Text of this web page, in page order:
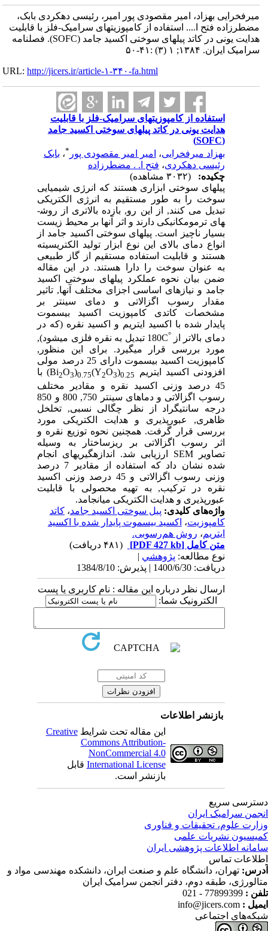
میرفخرایی بهزاد، امیر مقصودی پور امیر، رئیسی دهکردی بابک،
مضطرزاده فتح ا.... استفاده از کامپوزیتهای سرامیک-فلز با قابلیت
هدایت یونی در کاتد پیلهای سوختی اکسید جامد (SOFC). فصلنامه
سرامیک ایران. ۱۳۸۴; ۱ (۳) :۴۱-۵۰
URL:http://jicers.ir/article-۱-۳۴۰-fa.html
استفاده از کامپوزیتهای سرامیک-فلز با قابلیت
هدایت یونی در کاتد پیلهای سوختی اکسید جامد
بهزاد میرفخرایی،امیر امیر مقصودی پور ،بابک
رئیسی دهکردی،فتح ا. . مضطرزاده
چکیده:
پیلهای سوختی ابزاری هستند که انرژی شیمیایی
سوخت را به طور مستقیم به انرژی الکتریکی
تبدیل می کنند, از این رو, بازده بالاتری از روش­
های ترمومکانیکی دارند و اثر آنها بر محیط زیست
بسیار ناچیز است. پیلهای سوختی اکسید جامد از
انواع دمای بالای این نوع ابزار تولید الکتریسیته
هستند و قابلیت استفاده مستقیم از گاز طبیعی
به عنوان سوخت را دارا هستند. در این مقاله
ضمن بیان نحوه عملکرد پیلهای سوختی اکسید
جامد و نیازهای اساسی اجزای مختلف آنها, تاثیر
مقدار رسوب اگزالاتی و دمای سینتر بر
مشخصات کاتدی کامپوزیت اکسید بیسموت
پایدار شده با اکسید ایتریم و اکسید نقره (که در
دمای بالاتر از°
C
180 تبدیل به نقره فلزی می­شود),
مورد بررسی قرار می­گیرد. برای این منظور,
کامپوزیت اکسید بیسموت دارای 25 درصد مولی
افزودنی اکسید ایتریم
(Bi2O3)0.75(Y2O3)0.25
با
45 درصد وزنی اکسید نقره و مقادیر مختلف
رسوب اگزالاتی و دماهای سینتر 750, 800 و 850
درجه سانتیگراد از نظر چگالی نسبی, تخلخل
ظاهری, عبورپذیری و هدایت الکتریکی مورد
بررسی قرار گرفت. همچنین نحوه توزیع نقره و
اثر رسوب اگزالاتی بر ریزساختار به ­وسیله
تصاویر
SEMارزیابی شد. اندازه­گیری­های انجام
شده نشان داد که استفاده از مقادیر 7 درصد
وزنی رسوب اگزالاتی و 45 درصد وزنی اکسید
نقره در ترکیب, به تهیه محصولی با قابلیت
عبورپذیری و هدایت الکتریکی می­انجامد.
واژه‌های کلیدی:پیل سوختی اکسید جامد،کاتد
کامپوزیت،اکسید بیسموت پایدار شده با اکسید
ایتریم،روش هم‌رسوبی.
متن کامل[PDF 427 kb]
نوع مطالعه:پژوهشي|
دریافت: 1400/6/30 | پذیرش: 1384/8/10
ارسال نظر درباره این مقاله : نام کاربری یا پست
الکترونیک شما:
بازنشر اطلاعات
این مقاله تحت شرایطCreative
Commons Attribution-
NonCommercial 4.0
International Licenseقابل
بازنشر است.
سریع
سرامیک ایران
علوم، تحقیقات و فناوری
نشریات علمی
اطلاعات پژوهشی ایران
تماس
تهران، دانشگاه علم و صنعت ایران، دانشکده مهندسی مواد و
طبقه دوم، دفتر انجمن سرامیک ایران
:
77899399 - 021
:
info@jicers.com
اجتماعی